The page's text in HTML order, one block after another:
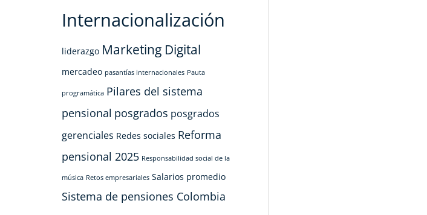
Internacionalización
liderazgo Marketing Digital
mercadeo pasantías internacionales Pauta
programática Pilares del sistema
pensional posgrados posgrados
gerenciales Redes sociales Reforma
pensional 2025 Responsabilidad social de la
música Retos empresariales Salarios promedio
Sistema de pensiones Colombia